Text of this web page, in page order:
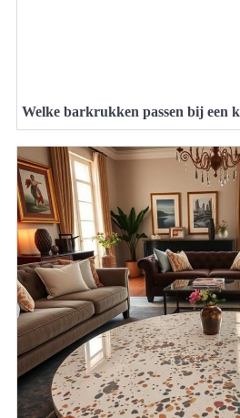
Welke barkrukken passen bij een